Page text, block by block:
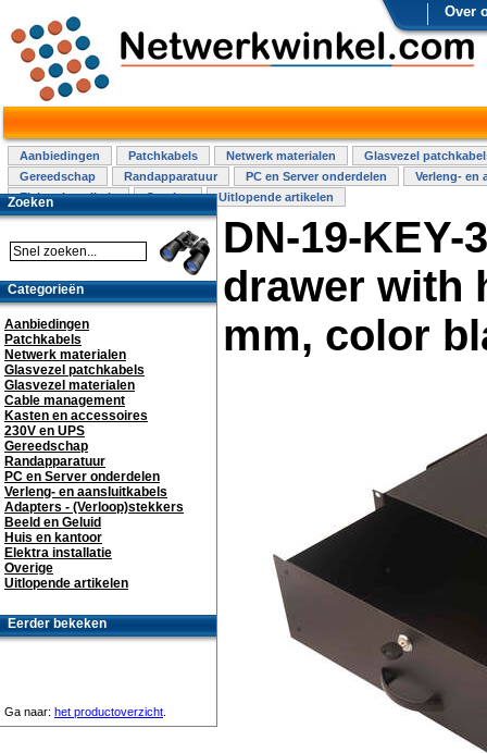
Over
Aanbiedingen Patchkabels Netwerk materialen
Glasvezel
Gereedschap
Randapparatuur PC en Server onderdelen
Verleng- en
Elektra installatie
Overige Uitlopende artikelen
DN-19-KEY-
drawer with
mm, color
Zoeken
Categorieën
Aanbiedingen
Patchkabels
Netwerk materialen
Glasvezel patchkabels
Glasvezel materialen
Cable management
Kasten en accessoires
230V en UPS
Gereedschap
Randapparatuur
PC en Server onderdelen
Verleng- en aansluitkabels
Adapters - (Verloop)stekkers
Beeld en Geluid
Huis en kantoor
Elektra installatie
Overige
Uitlopende artikelen
Eerder bekeken
Ga naar: het productoverzicht